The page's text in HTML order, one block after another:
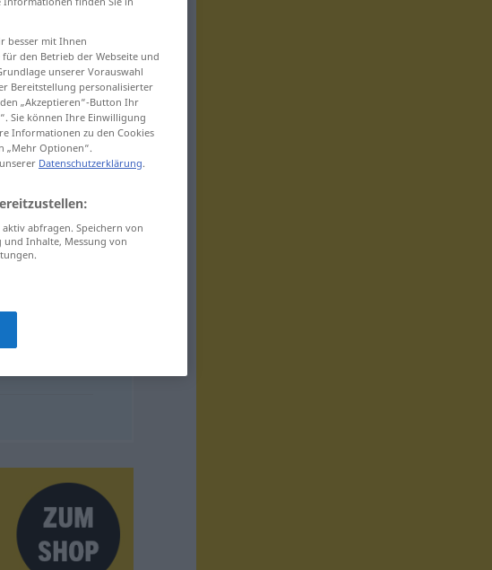
besser mit Ihnen
den Betrieb der Webseite und
unserer Vorauswahl
Bereitstellung personalisierter
„Akzeptieren“-Button Ihr
Sie können Ihre Einwilligung
Informationen zu den Cookies
„Mehr Optionen“.
Datenschutzerklärung.
abfragen. Speichern von
Inhalte, Messung von